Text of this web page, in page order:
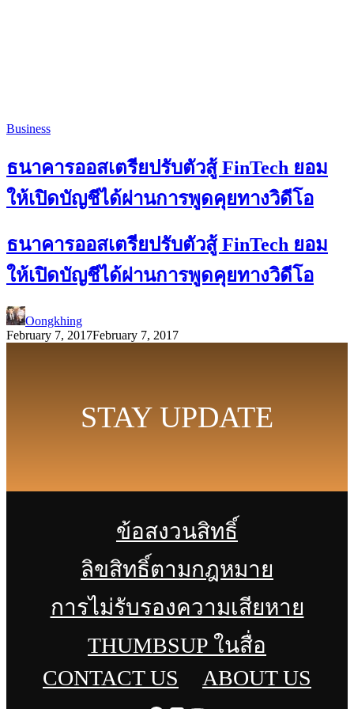
Business
ธนาคารออสเตรียปรับตัวสู้ FinTech ยอม
ให้เปิดบัญชีได้ผ่านการพูดคุยทางวิดีโอ
ธนาคารออสเตรียปรับตัวสู้ FinTech ยอม
ให้เปิดบัญชีได้ผ่านการพูดคุยทางวิดีโอ
Oongkhing
February 7, 2017February 7, 2017
STAY UPDATE
ข้อสงวนสิทธิ์
ลิขสิทธิ์ตามกฎหมาย
การไม่รับรองความเสียหาย
THUMBSUP ในสื่อ
CONTACT US
ABOUT US